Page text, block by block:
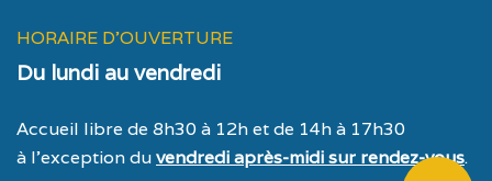
HORAIRE D'OUVERTURE
Du lundi au vendredi
Accueil libre de 8h30 à 12h et de 14h à 17h30
à l’exception duvendredi après-midi sur rendez-vous.